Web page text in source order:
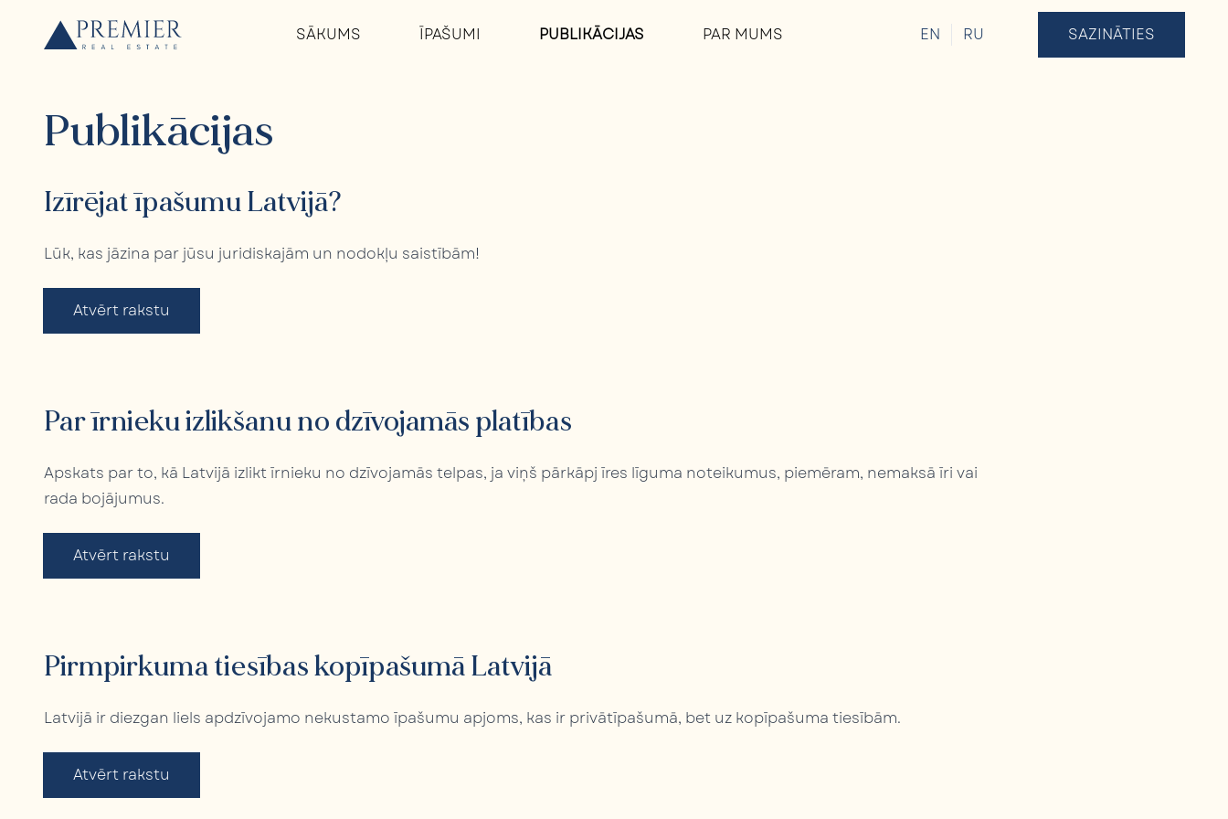
SĀKUMS ĪPAŠUMI PUBLIKĀCIJAS PAR MUMS EN RU SAZINĀTIES
Publikācijas
Izīrējat īpašumu Latvijā?
Lūk, kas jāzina par jūsu juridiskajām un nodokļu saistībām!
Atvērt rakstu
Par īrnieku izlikšanu no dzīvojamās platības
Apskats par to, kā Latvijā izlikt īrnieku no dzīvojamās telpas, ja viņš pārkāpj īres līguma noteikumus, piemēram, nemaksā īri vai
rada bojājumus.
Atvērt rakstu
Pirmpirkuma tiesības kopīpašumā Latvijā
Latvijā ir diezgan liels apdzīvojamo nekustamo īpašumu apjoms, kas ir privātīpašumā, bet uz kopīpašuma tiesībām.
Atvērt rakstu